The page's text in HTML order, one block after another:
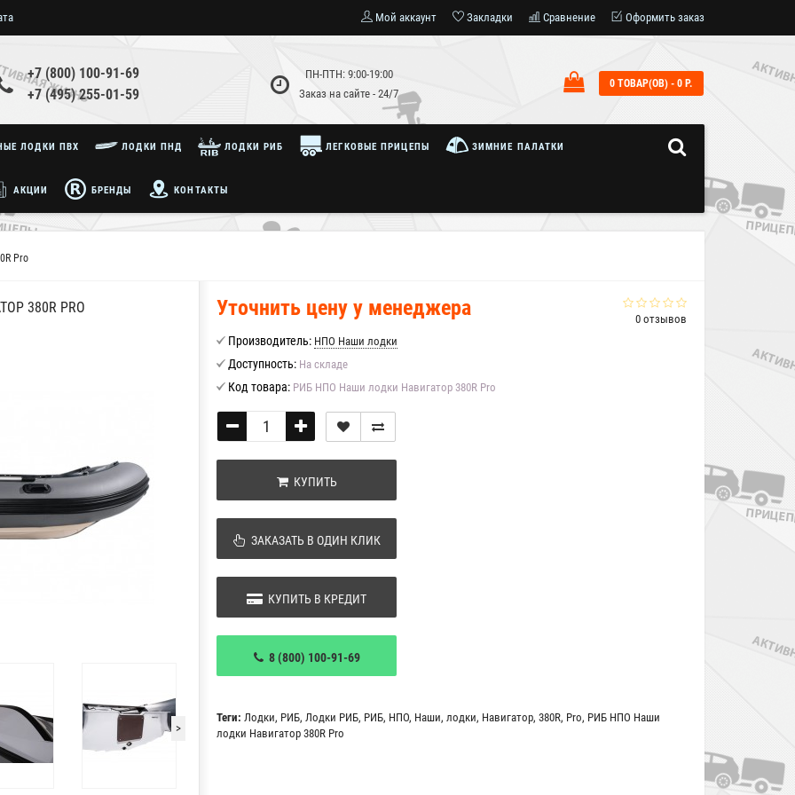
Мой аккаунт Закладки Сравнение Оформить заказ
+7 (800) 100-91-69
+7 (495) 255-01-59
ПН-ПТН: 9:00-19:00
Заказ на сайте - 24/7
0 ТОВАР(ОВ) - 0 Р.
ЛОДКИ ПВХ ЛОДКИ ПНД ЛОДКИ РИБ ЛЕГКОВЫЕ ПРИЦЕПЫ ЗИМНИЕ ПАЛАТКИ
АКЦИИ БРЕНДЫ КОНТАКТЫ
Pro
380R PRO
>
0 отзывов
Уточнить цену у менеджера
Производитель: НПО Наши лодки
Доступность: На складе
Код товара: РИБ НПО Наши лодки Навигатор 380R Pro
КУПИТЬ
ЗАКАЗАТЬ В ОДИН КЛИК
КУПИТЬ В КРЕДИТ
8 (800) 100-91-69
Теги: Лодки, РИБ, Лодки РИБ, РИБ, НПО, Наши, лодки, Навигатор, 380R, Pro, РИБ НПО Наши
лодки Навигатор 380R Pro